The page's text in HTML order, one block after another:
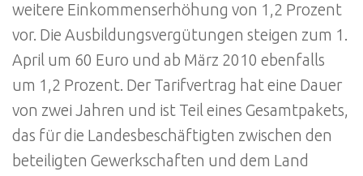
weitere Einkommenserhöhung von 1,2 Prozent
vor. Die Ausbildungsvergütungen steigen zum 1.
April um 60 Euro und ab März 2010 ebenfalls
um 1,2 Prozent. Der Tarifvertrag hat eine Dauer
von zwei Jahren und ist Teil eines Gesamtpakets,
das für die Landesbeschäftigten zwischen den
beteiligten Gewerkschaften und dem Land